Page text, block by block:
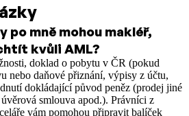
po mně mohou makléř,
kvůli AML?
doklad o pobytu v ČR (pokud
nebo daňové přiznání, výpisy z účtu,
dokládající původ peněz (prodej jiné
smlouva apod.). Právníci z
vám pomohou připravit balíček